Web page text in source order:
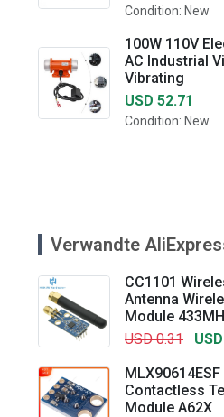
Condition: New
100W 110V
AC Industrial
Vibrating
USD 52.71
Condition: New
Verwandte
CC1101
Antenna
Module
USD 0.31
Contactless
Module A62X